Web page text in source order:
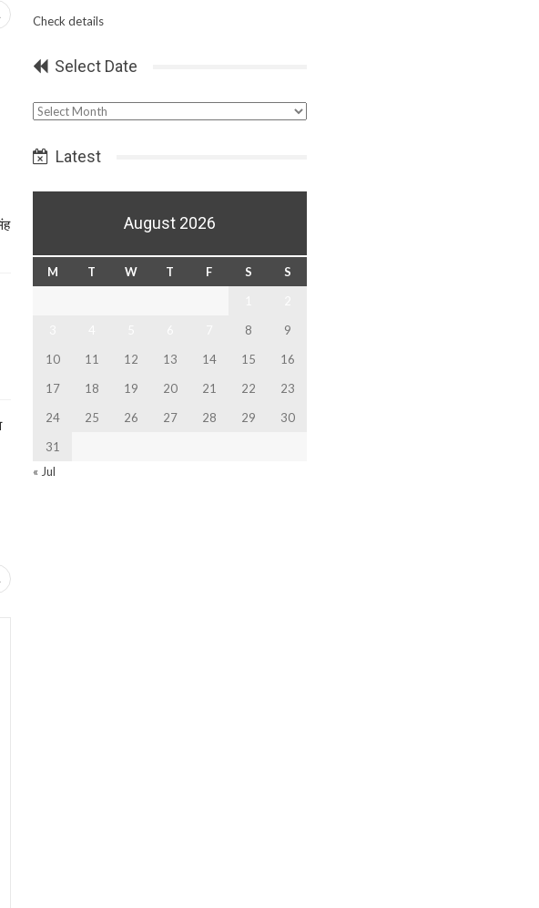
Check details
Select Date
Select
Latest
August 2026
M T W T F S
S
8
9
10
11 12 13 14 15
16
17
18 19 20 21 22
23
24
25 26 27 28 29
30
31
« Jul